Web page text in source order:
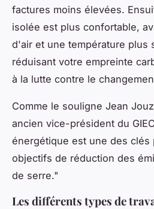
factures moins élevées.
isolée est plus confortable,
d'air et une température plus
réduisant votre empreinte
à la lutte contre le
Comme le souligne Jean
ancien vice-président du
énergétique est une des clés
objectifs de réduction des
de serre."
Les différents types de